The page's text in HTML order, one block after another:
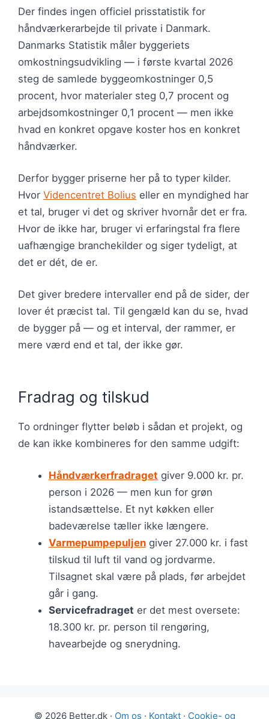
Der findes ingen officiel prisstatistik for
håndværkerarbejde til private i Danmark.
Danmarks Statistik måler byggeriets
omkostningsudvikling — i første kvartal 2026
steg de samlede byggeomkostninger 0,5
procent, hvor materialer steg 0,7 procent og
arbejdsomkostninger 0,1 procent — men ikke
hvad en konkret opgave koster hos en konkret
håndværker.
Derfor bygger priserne her på to typer kilder.
Hvor Videncentret Bolius eller en myndighed har
et tal, bruger vi det og skriver hvornår det er fra.
Hvor de ikke har, bruger vi erfaringstal fra flere
uafhængige branchekilder og siger tydeligt, at
det er dét, de er.
Det giver bredere intervaller end på de sider, der
lover ét præcist tal. Til gengæld kan du se, hvad
de bygger på — og et interval, der rammer, er
mere værd end et tal, der ikke gør.
Fradrag og tilskud
To ordninger flytter beløb i sådan et projekt, og
de kan ikke kombineres for den samme udgift:
Håndværkerfradraget giver 9.000 kr. pr.
person i 2026 — men kun for grøn
istandsættelse. Et nyt køkken eller
badeværelse tæller ikke længere.
Varmepumpepuljen giver 27.000 kr. i fast
tilskud til luft til vand og jordvarme.
Tilsagnet skal være på plads, før arbejdet
går i gang.
Servicefradraget er det mest oversete:
18.300 kr. pr. person til rengøring,
havearbejde og snerydning.
© 2026 Better.dk · Om os · Kontakt· Cookie- og